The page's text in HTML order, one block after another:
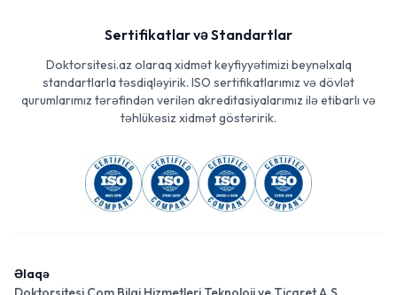
Sertifikatlar və Standartlar
Doktorsitesi.az olaraq xidmət keyfiyyətimizi beynəlxalq
standartlarla təsdiqləyirik. ISO sertifikatlarımız və dövlət
qurumlarımız tərəfindən verilən akreditasiyalarımız ilə etibarlı və
təhlükəsiz xidmət göstəririk.
Əlaqə